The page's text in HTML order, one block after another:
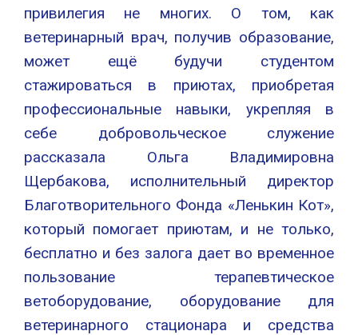
привилегия не многих. О том, как
ветеринарный врач, получив образование,
может ещё будучи студентом
стажироваться в приютах, приобретая
профессиональные навыки, укрепляя в
себе добровольческое служение
рассказала Ольга Владимировна
Щербакова, исполнительный директор
Благотворительного Фонда «Ленькин Кот»,
который помогает приютам, и не только,
бесплатно и без залога дает во временное
пользование терапевтическое
ветоборудование, оборудование для
ветеринарного стационара и средства